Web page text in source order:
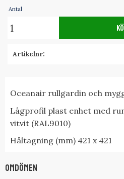
Antal
Artikelnr
Oceanair rullgardin och
Lågprofil plast enhet med
vitvit (RAL9010)
Håltagning (mm) 421 x 421
Omdömen